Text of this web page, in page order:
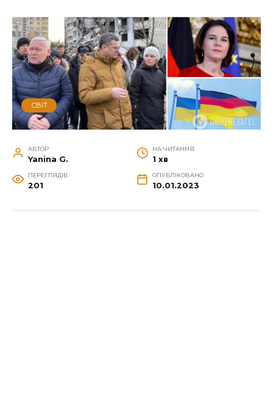
СВІТ
АВТОР
Yanina G.
НА ЧИТАННЯ
1 хв
ПЕРЕГЛЯДІВ
201
ОПУБЛІКОВАНО
10.01.2023